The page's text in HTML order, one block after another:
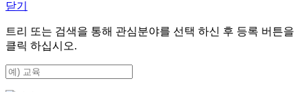
닫기
트리 또는 검색을 통해 관심분야를 선택 하신 후 등록 버튼을
클릭 하십시오.